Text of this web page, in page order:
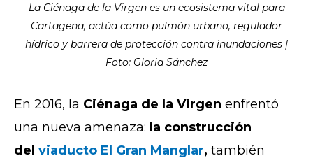
La Ciénaga de la Virgen es un ecosistema vital para
Cartagena, actúa como pulmón urbano, regulador
hídrico y barrera de protección contra inundaciones |
Foto: Gloria Sánchez
En 2016, la Ciénaga de la Virgen enfrentó
una nueva amenaza: la construcción
del viaducto El Gran Manglar, también